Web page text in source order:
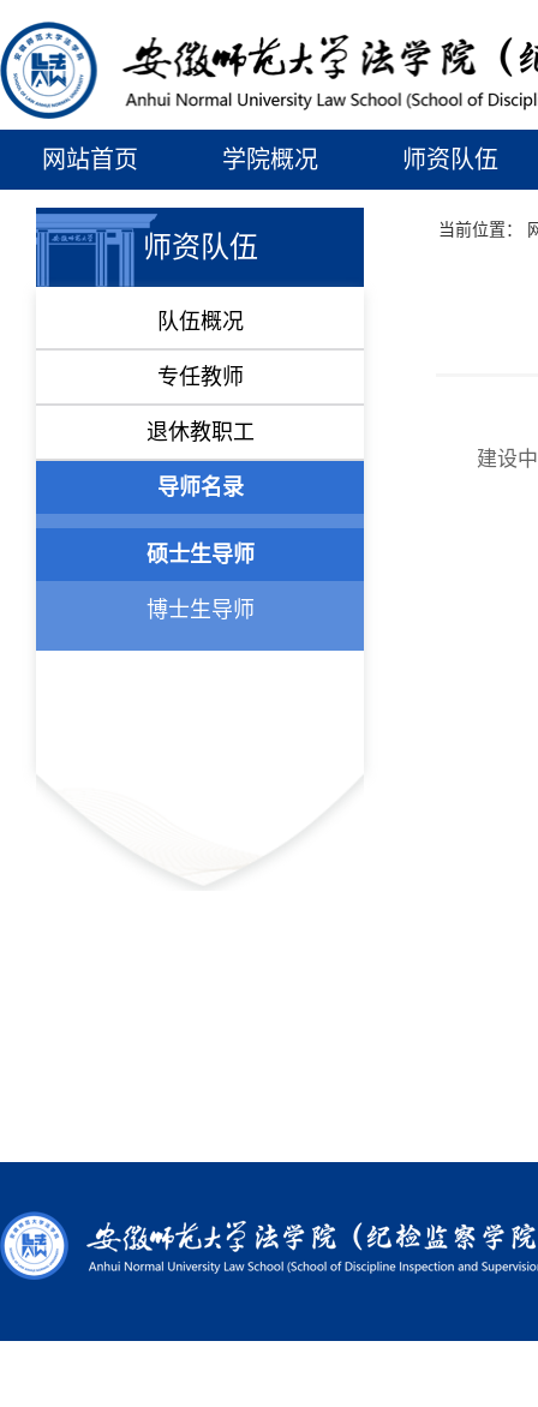
网站首页 学院概况 师资队伍
师资队伍
队伍概况
专任教师
退休教职工
导师名录
硕士生导师
博士生导师
当前位置：
建设中